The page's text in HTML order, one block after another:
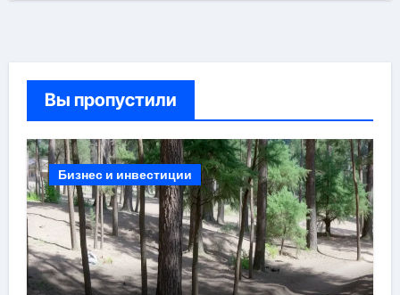
Вы пропустили
Бизнес и инвестиции